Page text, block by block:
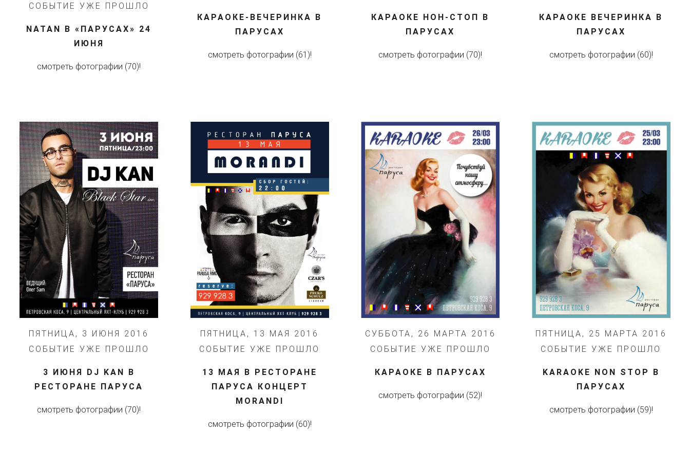
СОБЫТИЕ УЖЕ ПРОШЛО
NATAN В «ПАРУСАХ» 24
ИЮНЯ
смотреть фотографии (70)!
КАРАОКЕ-ВЕЧЕРИНКА В
ПАРУСАХ
смотреть фотографии (61)!
КАРАОКЕ НОН-СТОП В
ПАРУСАХ
смотреть фотографии (70)!
КАРАОКЕ ВЕЧЕРИНКА В
ПАРУСАХ
смотреть фотографии (60)!
ПЯТНИЦА, 3 ИЮНЯ 2016
СОБЫТИЕ УЖЕ ПРОШЛО
3 ИЮНЯ DJ KAN В
РЕСТОРАНЕ ПАРУСА
смотреть фотографии (70)!
ПЯТНИЦА, 13 МАЯ 2016
СОБЫТИЕ УЖЕ ПРОШЛО
13 МАЯ В РЕСТОРАНЕ
ПАРУСА КОНЦЕРТ
MORANDI
смотреть фотографии (60)!
СУББОТА, 26 МАРТА 2016
СОБЫТИЕ УЖЕ ПРОШЛО
КАРАОКЕ В ПАРУСАХ
смотреть фотографии (52)!
ПЯТНИЦА, 25 МАРТА 2016
СОБЫТИЕ УЖЕ ПРОШЛО
​KARAOKE NON STOP В
ПАРУСАХ
смотреть фотографии (59)!